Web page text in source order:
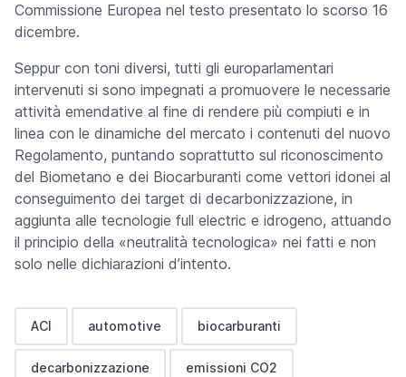
Commissione Europea nel testo presentato lo scorso 16
dicembre.
Seppur con toni diversi, tutti gli europarlamentari
intervenuti si sono impegnati a promuovere le necessarie
attività emendative al fine di rendere più compiuti e in
linea con le dinamiche del mercato i contenuti del nuovo
Regolamento, puntando soprattutto sul riconoscimento
del Biometano e dei Biocarburanti come vettori idonei al
conseguimento dei target di decarbonizzazione, in
aggiunta alle tecnologie full electric e idrogeno, attuando
il principio della «neutralità tecnologica» nei fatti e non
solo nelle dichiarazioni d’intento.
ACI automotive biocarburanti
decarbonizzazione emissioni CO2